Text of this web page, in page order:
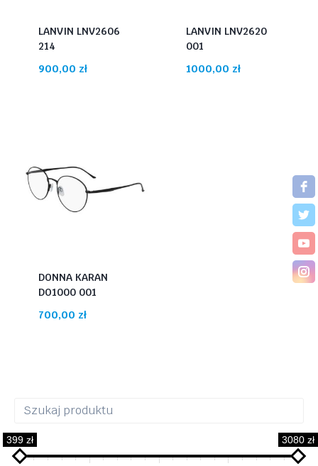
LANVIN LNV2606
214
900,00 zł
LANVIN LNV2620
001
1000,00 zł
DONNA KARAN
DO1000 001
700,00 zł
399 zł 3080 zł